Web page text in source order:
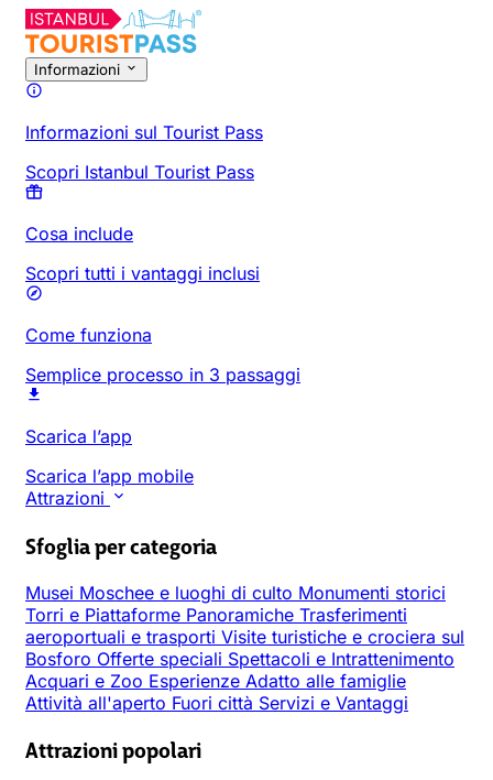
Informazioni
Informazioni sul Tourist Pass
Scopri Istanbul Tourist Pass
Cosa include
Scopri tutti i vantaggi inclusi
Come funziona
Semplice processo in 3 passaggi
Scarica l’app
Scarica l’app mobile
Attrazioni
Sfoglia per categoria
Musei Moschee e luoghi di culto Monumenti storici
Torri e Piattaforme Panoramiche Trasferimenti
aeroportuali e trasporti Visite turistiche e crociera sul
Bosforo Offerte speciali Spettacoli e Intrattenimento
Acquari e Zoo Esperienze Adatto alle famiglie
Attività all'aperto Fuori città Servizi e Vantaggi
Attrazioni popolari